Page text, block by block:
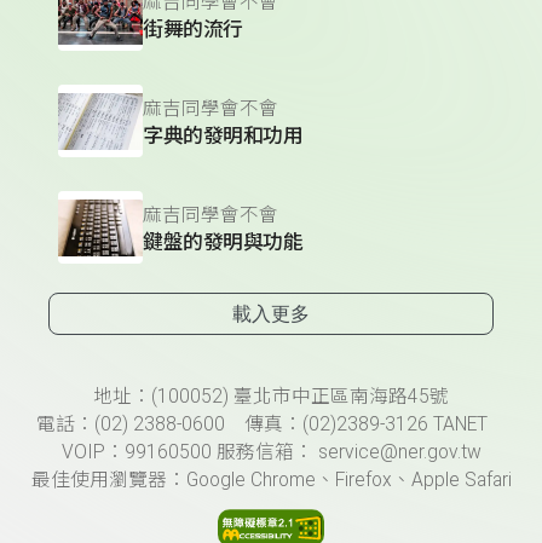
街舞的流行
麻吉同學會不會
字典的發明和功用
麻吉同學會不會
鍵盤的發明與功能
載入更多
頁尾資訊地址：(100052) 臺北市中正區南海路45號
電話：(02) 2388-0600 傳真：(02)2389-3126 TANET
VOIP：99160500 服務信箱： service@ner.gov.tw
最佳使用瀏覽器：Google Chrome、Firefox、Apple Safari